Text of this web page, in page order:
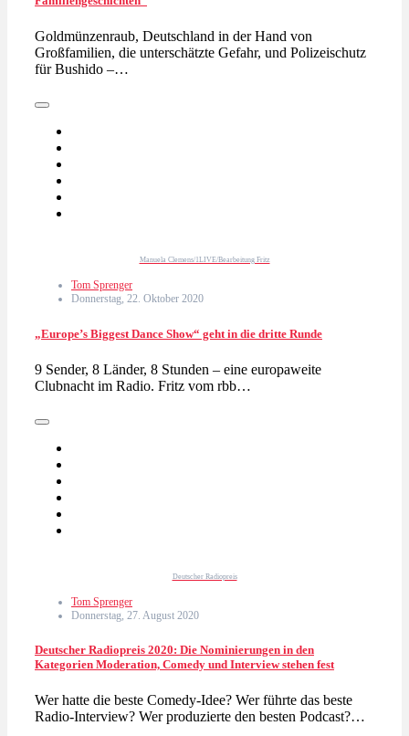
Goldmünzenraub, Deutschland in der Hand von
Großfamilien, die unterschätzte Gefahr, und Polizeischutz
für Bushido –…
Manuela Clemens/1LIVE/Bearbeitung Fritz
Tom Sprenger
Donnerstag, 22. Oktober 2020
„Europe’s Biggest Dance Show“ geht in die dritte Runde
9 Sender, 8 Länder, 8 Stunden – eine europaweite
Clubnacht im Radio. Fritz vom rbb…
Deutscher Radiopreis
Tom Sprenger
Donnerstag, 27. August 2020
Deutscher Radiopreis 2020: Die Nominierungen in den
Kategorien Moderation, Comedy und Interview stehen fest
Wer hatte die beste Comedy-Idee? Wer führte das beste
Radio-Interview? Wer produzierte den besten Podcast?…